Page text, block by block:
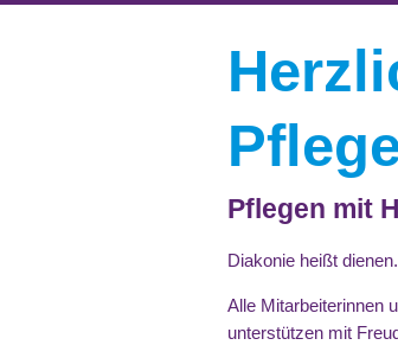
Pflegen mit
Diakonie heißt
Alle Mitarbeiterinnen
unterstützen mit